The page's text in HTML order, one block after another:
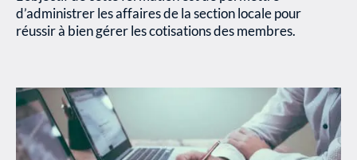
d’administrer les affaires de la section locale pour
réussir à bien gérer les cotisations des membres.